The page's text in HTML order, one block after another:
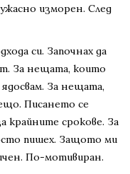
изморен. След
си. Започнах да
За нещата, които
ядосвам. За нещата,
Писането се
крайните срокове. За
пишех. Защото ми
По-мотивиран.